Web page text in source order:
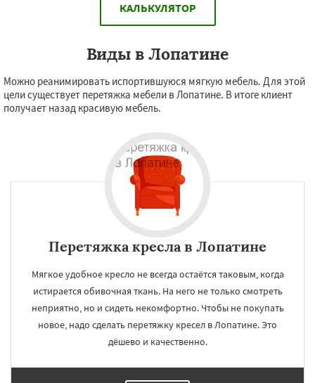
КАЛЬКУЛЯТОР
Виды в Лопатине
Можно реанимировать испортившуюся мягкую мебель. Для этой
цели существует перетяжка мебели в Лопатине. В итоге клиент
получает назад красивую мебель.
Перетяжка кресла в Лопатине
Мягкое удобное кресло не всегда остаётся таковым, когда
истирается обивочная ткань. На него не только смотреть
неприятно, но и сидеть некомфортно. Чтобы не покупать
новое, надо сделать перетяжку кресел в Лопатине. Это
дёшево и качественно.